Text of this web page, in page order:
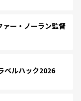
ー・ノーラン監督
ベルハック2026